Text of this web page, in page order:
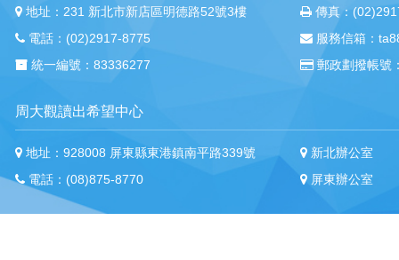
地址：231 新北市新店區明德路52號3樓
電話：(02)2917-8775
統一編號：83336277
傳真：
服務信箱：
郵政劃撥帳號
周大觀讀出希望中心
地址：928008 屏東縣東港鎮南平路339號
電話：(08)875-8770
新北辦公室
屏東辦公室